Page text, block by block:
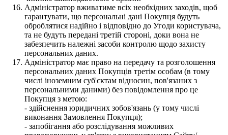
Адміністратор вживатиме всіх необхідних заходів, щоб
гарантувати, що персональні дані Покупця будуть
оброблятися надійно і відповідно до Угоди користувача,
та не будуть передані третій стороні, доки вона не
забезпечить належні засоби контролю щодо захисту
персональних даних.
Адміністратор має право на передачу та розголошення
персональних даних Покупців третім особам (в тому
числі іноземним суб'єктам відносин, пов'язаних з
персональними даними) без повідомлення про це
Покупця з метою:
- здійснення юридичних зобов'язань (у тому числі
виконання Замовлення Покупця);
- запобігання або розслідування можливих